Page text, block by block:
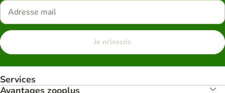
Je m'inscris
Services
Avantages zooplus